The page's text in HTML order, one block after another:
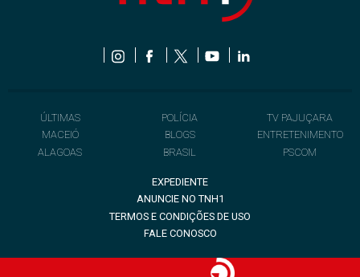
ÚLTIMAS
MACEIÓ
ALAGOAS
POLÍCIA
BLOGS
BRASIL
TV PAJUÇARA
ENTRETENIMENTO
PSCOM
EXPEDIENTE
ANUNCIE NO TNH1
TERMOS E CONDIÇÕES DE USO
FALE CONOSCO